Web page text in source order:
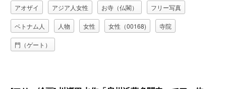
アオザイ アジア人女性 お寺（仏閣） フリー写真
ベトナム人 人物 女性 女性（00168) 寺院
門（ゲート）